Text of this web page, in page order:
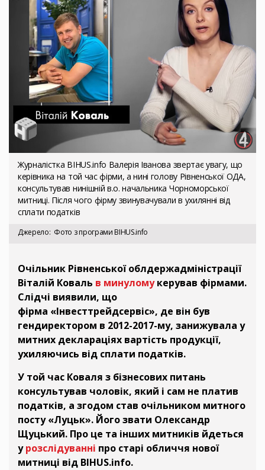
Журналістка BIHUS.info Валерія Іванова звертає увагу, що
керівника на той час фірми, а нині голову Рівненської ОДА,
консультував нинішній в.о. начальника Чорноморської
митниці. Після чого фірму звинувачували в ухилянні від
сплати податків
Джерело Фото з програми BIHUS.info
Очільник Рівненської облдержадміністрації
Віталій Коваль в минуломукерував фірмами.
Слідчі виявили, що
фірма «Інвесттрейдсервіс», де він був
гендиректором в 2012-2017-му, занижувала у
митних деклараціях вартість продукції,
ухиляючись від сплати податків.
У той час Коваля з бізнесових питань
консультував чоловік, який і сам не платив
податків, а згодом став очільником митного
посту «Луцьк». Його звати Олександр
Щуцький. Про це та інших митників йдеться
урозслідуванні про старі обличчя нової
митниці від BIHUS.info.